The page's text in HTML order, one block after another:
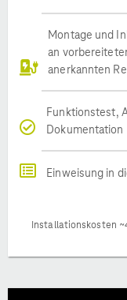
Montage und
an
anerkannten
Funktionstest,
Dokumentation
Einweisung in
Installationskosten